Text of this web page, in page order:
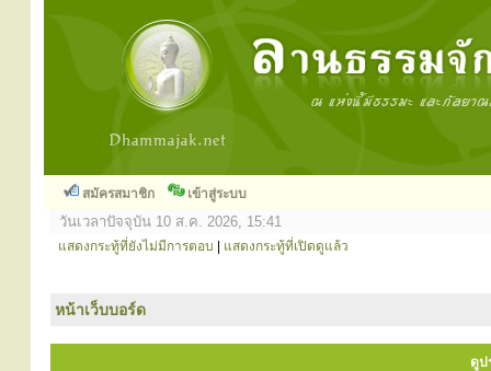
สมัครสมาชิก เข้าสู่ระบบ
วันเวลาปัจจุบัน 10 ส.ค. 2026, 15:41
แสดงกระทู้ที่ยังไม่มีการตอบ แสดงกระทู้ที่เปิดดูแล้ว
หน้าเว็บบอร์ด
ดูป